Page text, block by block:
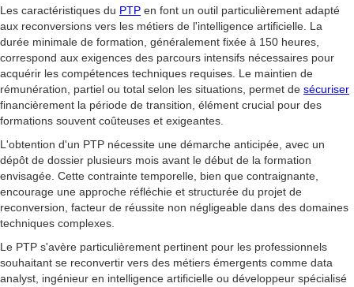
Les caractéristiques du PTP en font un outil particulièrement adapté
aux reconversions vers les métiers de l'intelligence artificielle. La
durée minimale de formation, généralement fixée à 150 heures,
correspond aux exigences des parcours intensifs nécessaires pour
acquérir les compétences techniques requises. Le maintien de
rémunération, partiel ou total selon les situations, permet de sécuriser
financièrement la période de transition, élément crucial pour des
formations souvent coûteuses et exigeantes.
L'obtention d'un PTP nécessite une démarche anticipée, avec un
dépôt de dossier plusieurs mois avant le début de la formation
envisagée. Cette contrainte temporelle, bien que contraignante,
encourage une approche réfléchie et structurée du projet de
reconversion, facteur de réussite non négligeable dans des domaines
techniques complexes.
Le PTP s'avère particulièrement pertinent pour les professionnels
souhaitant se reconvertir vers des métiers émergents comme data
analyst, ingénieur en intelligence artificielle ou développeur spécialisé